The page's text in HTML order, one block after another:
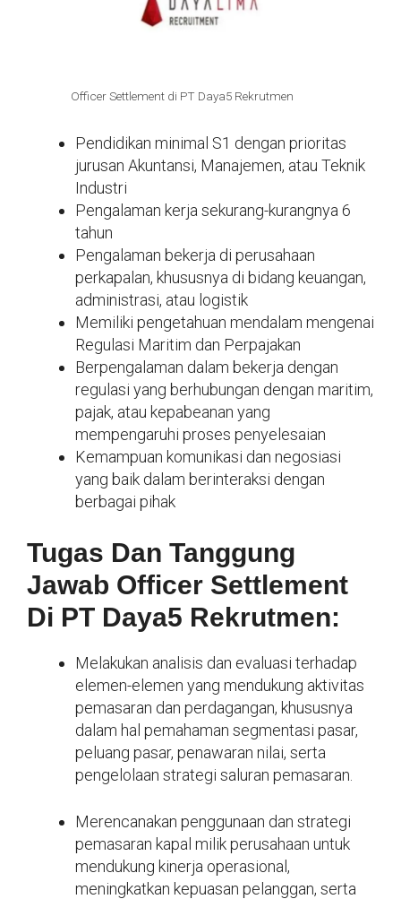
Officer Settlement di PT Daya5 Rekrutmen
Pendidikan minimal S1 dengan prioritas
jurusan Akuntansi, Manajemen, atau Teknik
Industri
Pengalaman kerja sekurang-kurangnya 6
tahun
Pengalaman bekerja di perusahaan
perkapalan, khususnya di bidang keuangan,
administrasi, atau logistik
Memiliki pengetahuan mendalam mengenai
Regulasi Maritim dan Perpajakan
Berpengalaman dalam bekerja dengan
regulasi yang berhubungan dengan maritim,
pajak, atau kepabeanan yang
mempengaruhi proses penyelesaian
Kemampuan komunikasi dan negosiasi
yang baik dalam berinteraksi dengan
berbagai pihak
Tugas Dan Tanggung
Jawab Officer Settlement
Di PT Daya5 Rekrutmen:
Melakukan analisis dan evaluasi terhadap
elemen-elemen yang mendukung aktivitas
pemasaran dan perdagangan, khususnya
dalam hal pemahaman segmentasi pasar,
peluang pasar, penawaran nilai, serta
pengelolaan strategi saluran pemasaran.
Merencanakan penggunaan dan strategi
pemasaran kapal milik perusahaan untuk
mendukung kinerja operasional,
meningkatkan kepuasan pelanggan, serta